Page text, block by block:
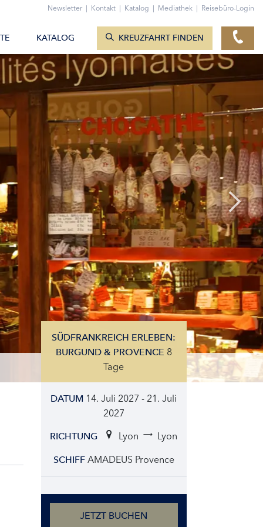
SÜDFRANKREICH ERLEBEN:
BURGUND & PROVENCE 8
Tage
DATUM 14. Juli 2027 - 21. Juli
2027
RICHTUNG Lyon Lyon
SCHIFF AMADEUS Provence
JETZT BUCHEN
Newsletter | Kontakt | Katalog | Mediathek | Reisebüro-Login
KATALOG KREUZFAHRT FINDEN
ZUM KONTAKTFORMULAR